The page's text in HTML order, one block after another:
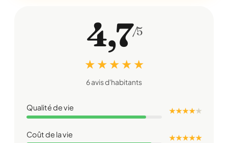
4,7/5
★ ★ ★ ★ ★
6 avis d'habitants
Qualité de vie ★ ★ ★ ★★
Coût de la vie ★ ★ ★ ★ ★